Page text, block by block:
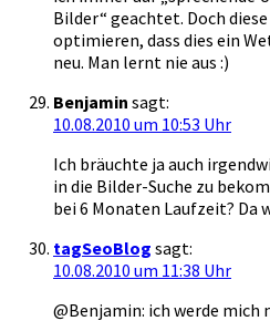
Bilder“ geachtet. Doch
optimieren, dass dies ein
neu. Man lernt nie aus :)
Benjamin sagt:
10.08.2010 um 10:53 Uhr
Ich bräuchte ja auch
in die Bilder-Suche zu
bei 6 Monaten Laufzeit? Da
tagSeoBlog sagt:
10.08.2010 um 11:38 Uhr
@Benjamin: ich werde